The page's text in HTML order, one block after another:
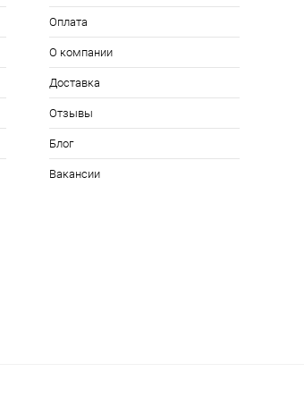
Оплата
О компании
Доставка
Отзывы
Блог
Вакансии